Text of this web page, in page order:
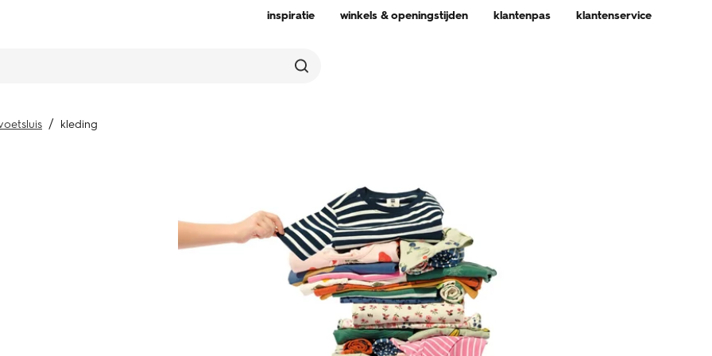
inspiratie winkels & openingstijden klantenpas klantenservice
kleding